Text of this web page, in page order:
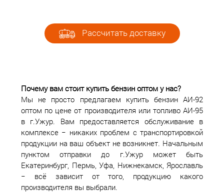
Рассчитать доставку
Почему вам стоит купить бензин оптом у нас?
Мы не просто предлагаем купить бензин АИ-92
оптом по цене от производителя или топливо АИ-95
в г.Ужур. Вам предоставляется обслуживание в
комплексе − никаких проблем с транспортировкой
продукции на ваш объект не возникнет. Начальным
пунктом отправки до г.Ужур может быть
Екатеринбург, Пермь, Уфа, Нижнекамск, Ярославль
− всё зависит от того, продукцию какого
производителя вы выбрали.